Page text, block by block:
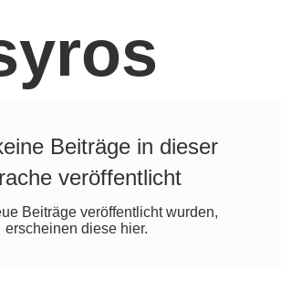
Beiträge in dieser
veröffentlicht
Beiträge veröffentlicht wurden,
erscheinen diese hier.